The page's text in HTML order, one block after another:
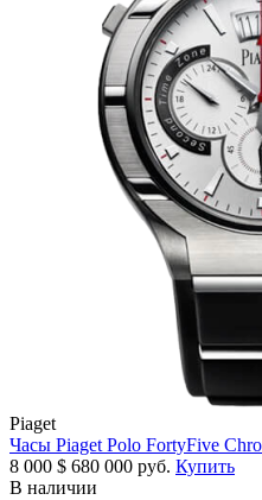
Piaget
Часы Piaget Polo FortyFive
8 000 $ 680 000 руб. Купить
В наличии